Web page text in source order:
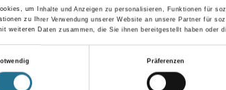
um Inhalte und Anzeigen zu personalisieren, Funktionen für
zu Ihrer Verwendung unserer Website an unsere Partner für
weiteren Daten zusammen, die Sie ihnen bereitgestellt haben oder
Präferenzen